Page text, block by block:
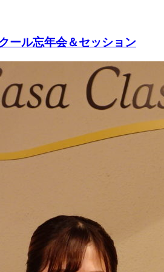
ール忘年会＆セッション